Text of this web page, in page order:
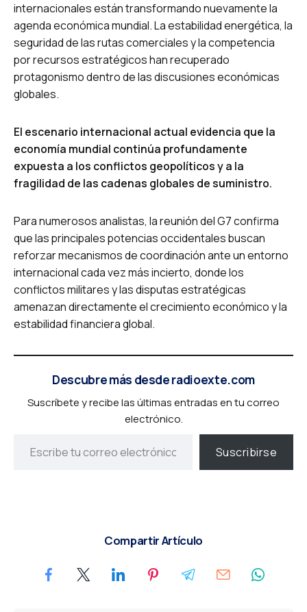
internacionales están transformando nuevamente la
agenda económica mundial. La estabilidad energética, la
seguridad de las rutas comerciales y la competencia
por recursos estratégicos han recuperado
protagonismo dentro de las discusiones económicas
globales.
El escenario internacional actual evidencia que la
economía mundial continúa profundamente
expuesta a los conflictos geopolíticos y a la
fragilidad de las cadenas globales de suministro.
Para numerosos analistas, la reunión del G7 confirma
que las principales potencias occidentales buscan
reforzar mecanismos de coordinación ante un entorno
internacional cada vez más incierto, donde los
conflictos militares y las disputas estratégicas
amenazan directamente el crecimiento económico y la
estabilidad financiera global.
Descubre más desde radioexte.com
Suscríbete y recibe las últimas entradas en tu correo
electrónico.
Suscribirse
Compartir Artículo